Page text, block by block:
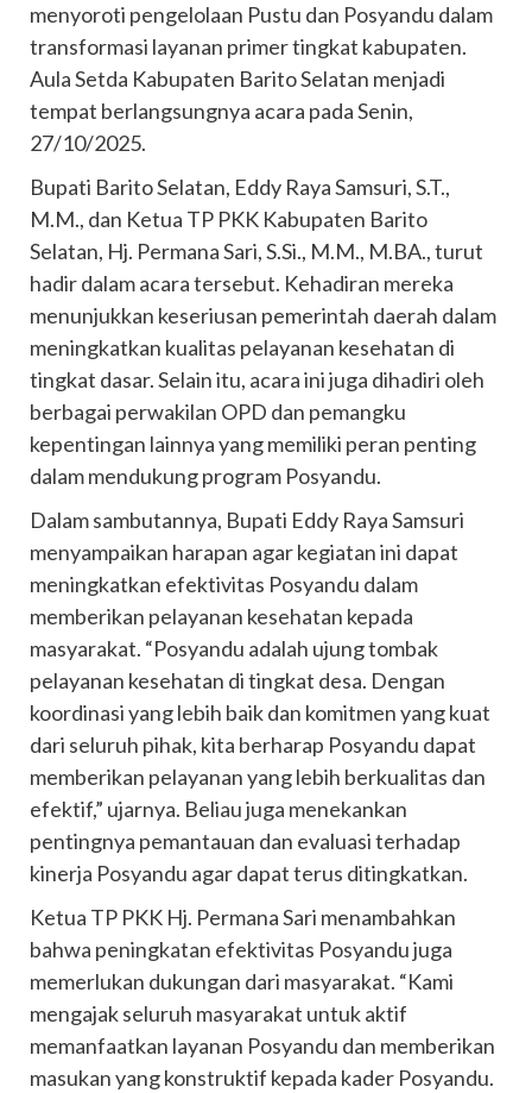
menyoroti pengelolaan Pustu dan Posyandu dalam
transformasi layanan primer tingkat kabupaten.
Aula Setda Kabupaten Barito Selatan menjadi
tempat berlangsungnya acara pada Senin,
27/10/2025.
Bupati Barito Selatan, Eddy Raya Samsuri, S.T.,
M.M., dan Ketua TP PKK Kabupaten Barito
Selatan, Hj. Permana Sari, S.Si., M.M., M.BA., turut
hadir dalam acara tersebut. Kehadiran mereka
menunjukkan keseriusan pemerintah daerah dalam
meningkatkan kualitas pelayanan kesehatan di
tingkat dasar. Selain itu, acara ini juga dihadiri oleh
berbagai perwakilan OPD dan pemangku
kepentingan lainnya yang memiliki peran penting
dalam mendukung program Posyandu.
Dalam sambutannya, Bupati Eddy Raya Samsuri
menyampaikan harapan agar kegiatan ini dapat
meningkatkan efektivitas Posyandu dalam
memberikan pelayanan kesehatan kepada
masyarakat. “Posyandu adalah ujung tombak
pelayanan kesehatan di tingkat desa. Dengan
koordinasi yang lebih baik dan komitmen yang kuat
dari seluruh pihak, kita berharap Posyandu dapat
memberikan pelayanan yang lebih berkualitas dan
efektif,” ujarnya. Beliau juga menekankan
pentingnya pemantauan dan evaluasi terhadap
kinerja Posyandu agar dapat terus ditingkatkan.
Ketua TP PKK Hj. Permana Sari menambahkan
bahwa peningkatan efektivitas Posyandu juga
memerlukan dukungan dari masyarakat. “Kami
mengajak seluruh masyarakat untuk aktif
memanfaatkan layanan Posyandu dan memberikan
masukan yang konstruktif kepada kader Posyandu.